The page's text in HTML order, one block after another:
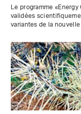
Le programme
validées
variantes de la